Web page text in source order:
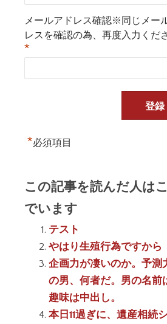
メールアドレス確認※同じメー
レスを確認の為、再度入力くだ
*
*必須項目
この記事を読んだ人は
でいます
テスト
やはり生殖行為ですから
企画力が凄いのか。予測
の男、何者だ。男の名前
趣味は中出し。
本日11過ぎに、遺産相続